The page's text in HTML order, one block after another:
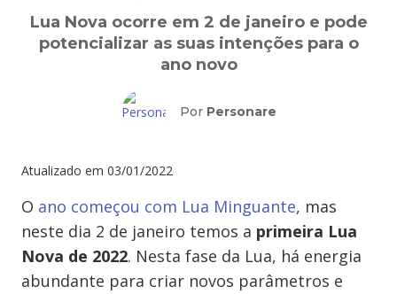
Lua Nova ocorre em 2 de janeiro e pode
potencializar as suas intenções para o
ano novo
Por Personare
Atualizado em 03/01/2022
O ano começou com Lua Minguante, mas
neste dia 2 de janeiro temos a primeira Lua
Nova de 2022. Nesta fase da Lua, há energia
abundante para criar novos parâmetros e